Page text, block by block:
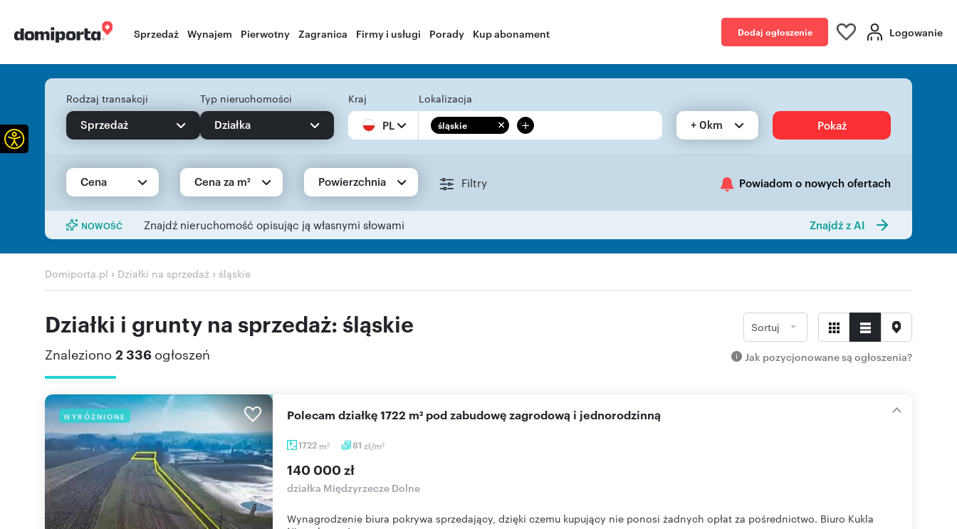
Sprzedaż Wynajem Pierwotny Zagranica Firmy i usługi Porady Kup abonament Dodaj ogłoszenie Logowanie
Rodzaj transakcji
Sprzedaż
Typ nieruchomości
Działka
Kraj
PL
Lokalizacja
śląskie + + 0km Pokaż
Cena Cena za m² Powierzchnia Filtry Powiadom o nowych ofertach
NOWOŚĆ Znajdź nieruchomość opisując ją własnymi słowami Znajdź z AI
Domiporta.pl › Działki na sprzedaż › śląskie
Działki i grunty na sprzedaż: śląskie
Znaleziono 2 336 ogłoszeń
Sortuj
Jak pozycjonowane są ogłoszenia?
WYRÓŻNIONE
1722 m2 81 zł/m2
Polecam działkę 1722 m² pod zabudowę zagrodową i jednorodzinną
140 000 zł
działka Międzyrzecze Dolne
Wynagrodzenie biura pokrywa sprzedający, dzięki czemu kupujący nie ponosi żadnych opłat za pośrednictwo. Biuro Kukla
Otwórz pasek narzędzi